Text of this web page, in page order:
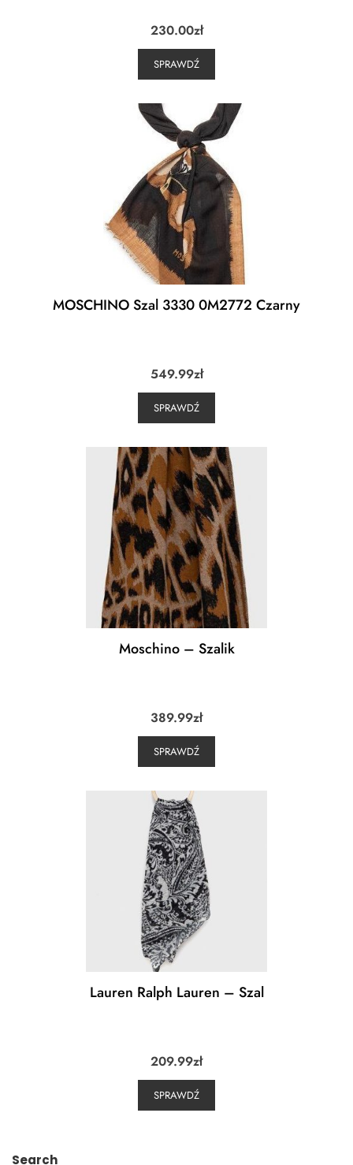
230.00zł
SPRAWDŹ
MOSCHINO Szal 3330 0M2772 Czarny
549.99zł
SPRAWDŹ
Moschino – Szalik
389.99zł
SPRAWDŹ
Lauren Ralph Lauren – Szal
209.99zł
SPRAWDŹ
Search